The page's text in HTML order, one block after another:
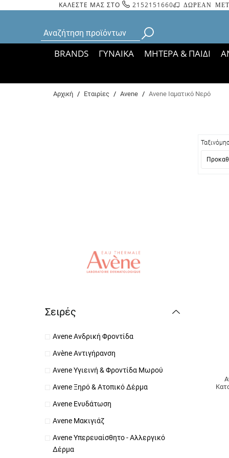
ΚΑΛΕΣΤΕ ΜΑΣ ΣΤΟ 2152151660 ΔΩΡΕΑΝ
BRANDS ΓΥΝΑΙΚΑ ΜΗΤΕΡΑ & ΠΑΙΔΙ
Bάσει ΦΕΚ
Αρχική / Εταιρίες / Avene / Avene Ιαματικό Νερό
Σειρές
Avene Ανδρική Φροντίδα
Avène Αντιγήρανση
Avene Υγιεινή & Φροντίδα Μωρού
Avene Ξηρό & Ατοπικό Δέρμα
Avene Ενυδάτωση
Avene Μακιγιάζ
Avene Υπερευαίσθητο - Αλλεργικό
Δέρμα